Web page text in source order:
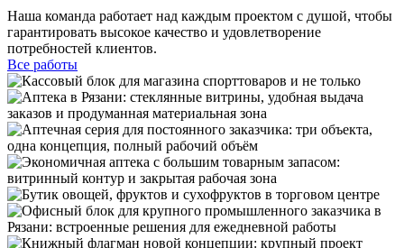
Наша команда работает над каждым проектом с душой, чтобы
гарантировать высокое качество и удовлетворение
потребностей клиентов.
Все работы